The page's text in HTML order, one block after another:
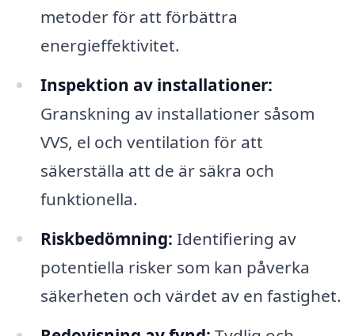
metoder för att förbättra
energieffektivitet.
Inspektion av installationer:
Granskning av installationer såsom
VVS, el och ventilation för att
säkerställa att de är säkra och
funktionella.
Riskbedömning: Identifiering av
potentiella risker som kan påverka
säkerheten och värdet av en fastighet.